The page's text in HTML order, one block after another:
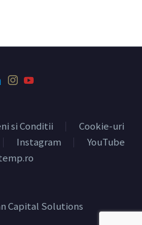
si Conditii
Cookie-uri
Instagram
YouTube
Capital Solutions